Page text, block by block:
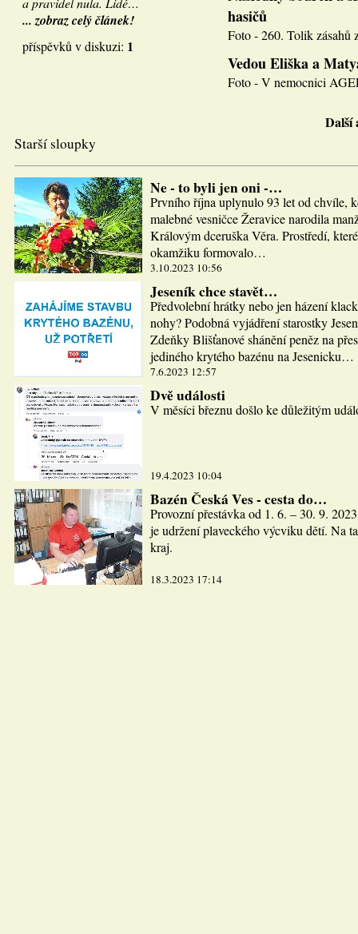
... zobraz celý článek!
příspěvků v diskuzi: 1
hasičů
Foto - 260. Tolik zásahů
Vedou Eliška a
Foto - V nemocnici
Starší sloupky
Ne - to byli jen oni -…
Prvního října uplynulo 93 let od chvíle,
malebné vesničce Žeravice narodila
Královým dceruška Věra. Prostředí,
okamžiku formovalo…
3.10.2023 10:56
Jeseník chce stavět…
Předvolební hrátky nebo jen házení
nohy? Podobná vyjádření starostky
Zdeňky Blišťanové shánění peněz na
jediného krytého bazénu na Jesenicku…
7.6.2023 12:57
Dvě události
V měsíci březnu došlo ke důležitým
19.4.2023 10:04
Bazén Česká Ves - cesta do…
Provozní přestávka od 1. 6. – 30. 9.
je udržení plaveckého výcviku dětí. Na
kraj.
18.3.2023 17:14